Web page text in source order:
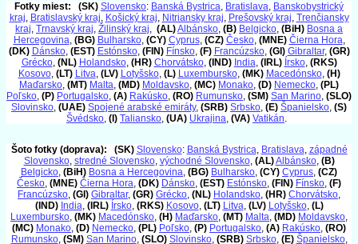
Fotky miest: (SK) Slovensko: Banská Bystrica, Bratislava, Banskobystrický
kraj, Bratislavský kraj, Košický kraj, Nitriansky kraj, Prešovský kraj, Trenčiansky
kraj, Trnavský kraj, Žilinský kraj, (AL)Albánsko, (B) Belgicko, (BiH) Bosna a
Hercegovina, (BG) Bulharsko, (CY) Cyprus, (CZ) Česko, (MNE) Čierna Hora,
(DK) Dánsko, (EST) Estónsko, (FIN) Fínsko, (F) Francúzsko, (GI) Gibraltar, (GR)
Grécko, (NL) Holandsko, (HR) Chorvátsko, (IND) India, (IRL) Írsko, (RKS)
Kosovo, (LT) Litva, (LV) Lotyšsko, (L) Luxembursko, (MK) Macedónsko, (H)
Maďarsko, (MT) Malta, (MD) Moldavsko, (MC) Monako, (D) Nemecko, (PL)
Poľsko, (P) Portugalsko, (A) Rakúsko, (RO) Rumunsko, (SM) San Marino, (SLO)
Slovinsko, (UAE) Spojené arabské emiráty, (SRB) Srbsko, (E) Španielsko, (S)
Švédsko, (I) Taliansko, (UA) Ukrajina, (VA) Vatikán.
Šoto fotky (doprava): (SK) Slovensko: Banská Bystrica, Bratislava, západné
Slovensko, stredné Slovensko, východné Slovensko, (AL)Albánsko, (B)
Belgicko, (BiH) Bosna a Hercegovina, (BG) Bulharsko, (CY) Cyprus, (CZ)
Česko, (MNE) Čierna Hora, (DK) Dánsko, (EST) Estónsko, (FIN) Fínsko, (F)
Francúzsko, (GI) Gibraltar, (GR) Grécko, (NL) Holandsko, (HR) Chorvátsko,
(IND) India, (IRL) Írsko, (RKS) Kosovo, (LT) Litva, (LV) Lotyšsko, (L)
Luxembursko, (MK) Macedónsko, (H) Maďarsko, (MT) Malta, (MD) Moldavsko,
(MC) Monako, (D) Nemecko, (PL) Poľsko, (P) Portugalsko, (A) Rakúsko, (RO)
Rumunsko, (SM) San Marino, (SLO) Slovinsko, (SRB) Srbsko, (E) Španielsko,